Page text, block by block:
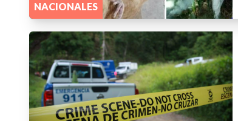
NACIONALES